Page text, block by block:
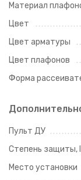
Материал
Цвет
Цвет арматуры
Цвет плафонов
Форма
Пульт ДУ
Степень защиты,
Место установки